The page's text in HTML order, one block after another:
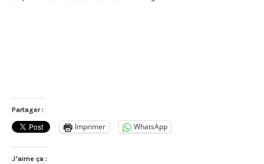
Partager :
Imprimer WhatsApp
J’aime ça :